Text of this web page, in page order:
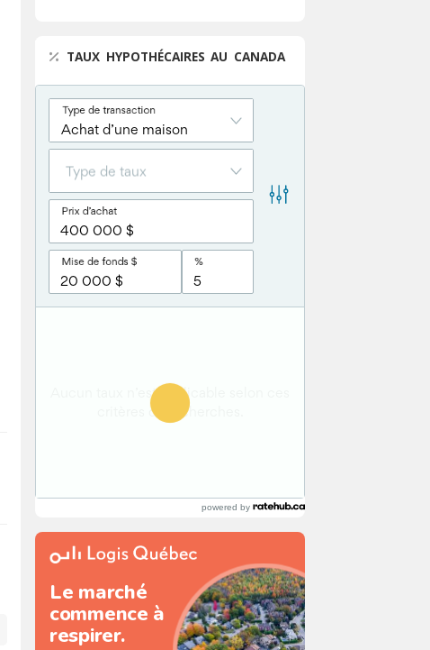
TAUX HYPOTHÉCAIRES AU CANADA
powered by
Le marché
commence à
respirer.